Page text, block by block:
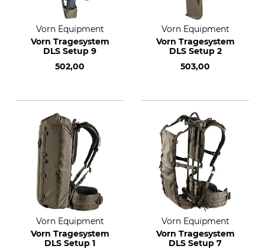
Vorn Equipment
Vorn Tragesystem
DLS Setup 9
502,00
Vorn Equipment
Vorn Tragesystem
DLS Setup 2
503,00
Vorn Equipment
Vorn Tragesystem
DLS Setup 1
Vorn Equipment
Vorn Tragesystem
DLS Setup 7